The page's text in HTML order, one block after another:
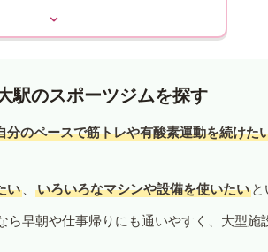
駅のスポーツジムを探す
分のペースで筋トレや有酸素運動を続けた
い 、 いろいろなマシンや設備を使いたい
ら早朝や仕事帰りにも通いやすく、大型